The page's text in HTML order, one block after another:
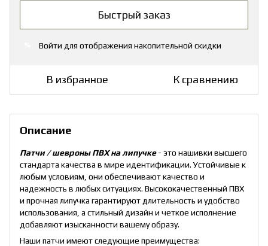
Быстрый заказ
Войти для отображения накопительной скидки
В избранное К сравнению
Описание
Патчи / шевроны ПВХ на липучке- это нашивки высшего
стандарта качества в мире идентификации. Устойчивые к
любым условиям, они обеспечивают качество и
надежность в любых ситуациях. Высококачественный ПВХ
и прочная липучка гарантируют длительность и удобство
использования, а стильный дизайн и четкое исполнение
добавляют изысканности вашему образу.
Наши патчи имеют следующие преимущества: